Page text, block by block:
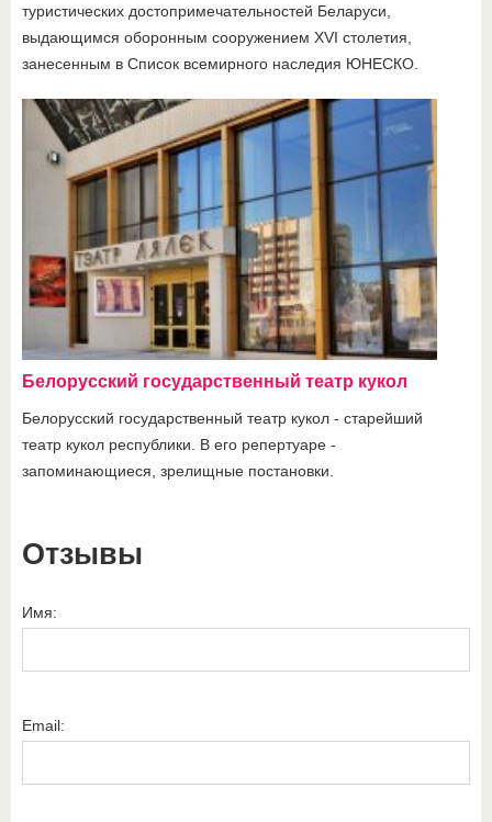
туристических достопримечательностей Беларуси,
выдающимся оборонным сооружением XVI столетия,
занесенным в Список всемирного наследия ЮНЕСКО.
Белорусский государственный театр кукол
Белорусский государственный театр кукол - старейший
театр кукол республики. В его репертуаре -
запоминающиеся, зрелищные постановки.
Отзывы
Имя:
Email: